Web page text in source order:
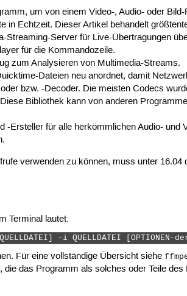
um von einem Video-, Audio- oder
in Echtzeit. Dieser Artikel behandelt
Streaming-Server für Live-Übertragungen
für die Kommandozeile.
zum Analysieren von Multimedia-Streams.
Dateien neu anordnet, damit
bzw. -Decoder. Die meisten Codecs
Bibliothek kann von anderen
-Ersteller für alle herkömmlichen Audio- und
verwenden zu können, muss unter 16.04
Terminal lautet:
-i QUELLDATEI [OPTIONEN-
Für eine vollständige Übersicht siehe
die das Programm als solches oder Teile